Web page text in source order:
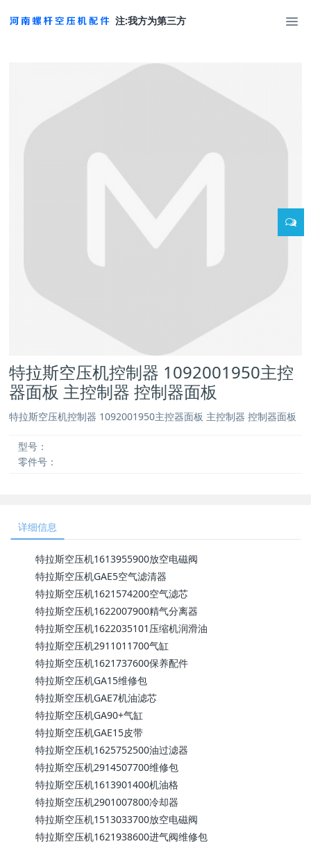
注:我方为第三方
特拉斯空压机控制器 1092001950主控
器面板 主控制器 控制器面板
特拉斯空压机控制器 1092001950主控器面板 主控制器 控制器面板
型号：
零件号：
详细信息
特拉斯空压机1613955900放空电磁阀
特拉斯空压机GAE5空气滤清器
特拉斯空压机1621574200空气滤芯
特拉斯空压机1622007900精气分离器
特拉斯空压机1622035101压缩机润滑油
特拉斯空压机2911011700气缸
特拉斯空压机1621737600保养配件
特拉斯空压机GA15维修包
特拉斯空压机GAE7机油滤芯
特拉斯空压机GA90+气缸
特拉斯空压机GAE15皮带
特拉斯空压机1625752500油过滤器
特拉斯空压机2914507700维修包
特拉斯空压机1613901400机油格
特拉斯空压机2901007800冷却器
特拉斯空压机1513033700放空电磁阀
特拉斯空压机1621938600进气阀维修包